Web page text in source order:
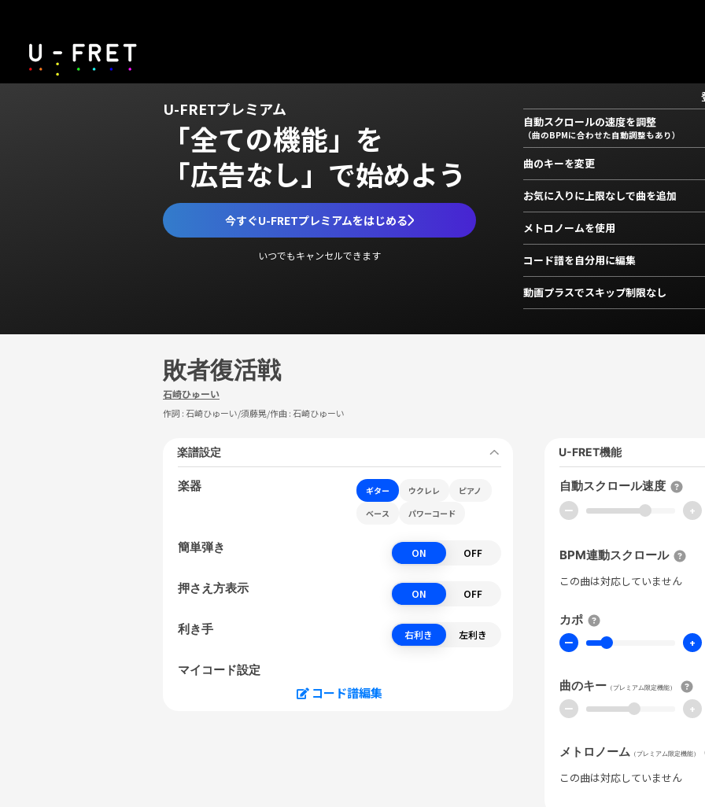
U-FRETプレミアム
「全ての機能」を
「広告なし」で始めよう
今すぐU-FRETプレミアムをはじめる
いつでもキャンセルできます
自動スクロールの速度を調整
（曲のBPMに合わせた自動調整もあり）
曲のキーを変更
お気に入りに上限なしで曲を追加
メトロノームを使用
コード譜を自分用に編集
動画プラスでスキップ制限なし
敗者復活戦
石崎ひゅーい
作詞 :石崎ひゅーい/須藤晃/作曲 :石崎ひゅーい
楽譜設定
楽器 ギター ウクレレ
ピアノ
ベース
パワーコード
簡単弾き ON OFF
押さえ方表示 ON OFF
利き手 右利き 左利き
マイコード設定
コード譜編集
U-FRET機能
自動スクロール速度
ー +
BPM連動スクロール
この曲は対応していません
カポ
ー +
曲のキー （プレミアム限定機能）
ー +
メトロノーム （プレミアム限定機能）
この曲は対応していません